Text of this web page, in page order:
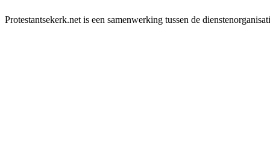
Protestantsekerk.net is een samenwerking tussen de